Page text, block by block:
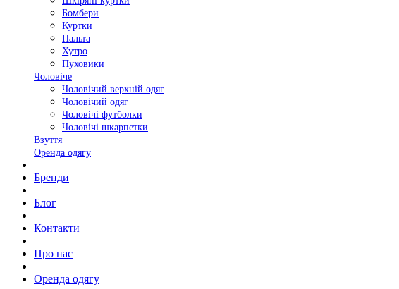
Бомбери
Куртки
Пальта
Хутро
Пуховики
Чоловіче
Чоловічий верхній одяг
Чоловічий одяг
Чоловічі футболки
Чоловічі шкарпетки
Взуття
Оренда одягу
Бренди
Блог
Контакти
Про нас
Оренда одягу